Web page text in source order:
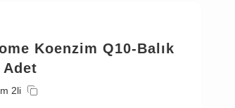
Koenzim Q10-Balık
Adet
2li